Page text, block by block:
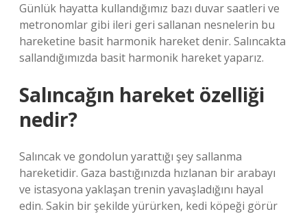
Günlük hayatta kullandığımız bazı duvar saatleri ve
metronomlar gibi ileri geri sallanan nesnelerin bu
hareketine basit harmonik hareket denir. Salıncakta
sallandığımızda basit harmonik hareket yaparız.
Salıncağın hareket özelliği
nedir?
Salıncak ve gondolun yarattığı şey sallanma
hareketidir. Gaza bastığınızda hızlanan bir arabayı
ve istasyona yaklaşan trenin yavaşladığını hayal
edin. Sakin bir şekilde yürürken, kedi köpeği görür